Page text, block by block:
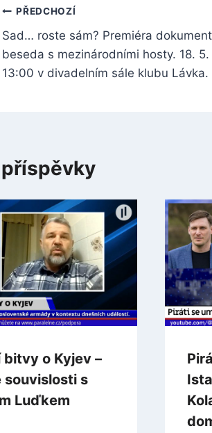
Navigace
pro
příspěvek
PŘEDCHOZÍ
Sad… roste sám? Premiéra
beseda s mezinárodními hosty. 18.
13:00 v divadelním sále klubu Lávka.
o Kyjev –
souvislosti s
Luďkem